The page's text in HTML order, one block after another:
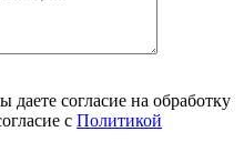
согласие на обработку
с Политикой